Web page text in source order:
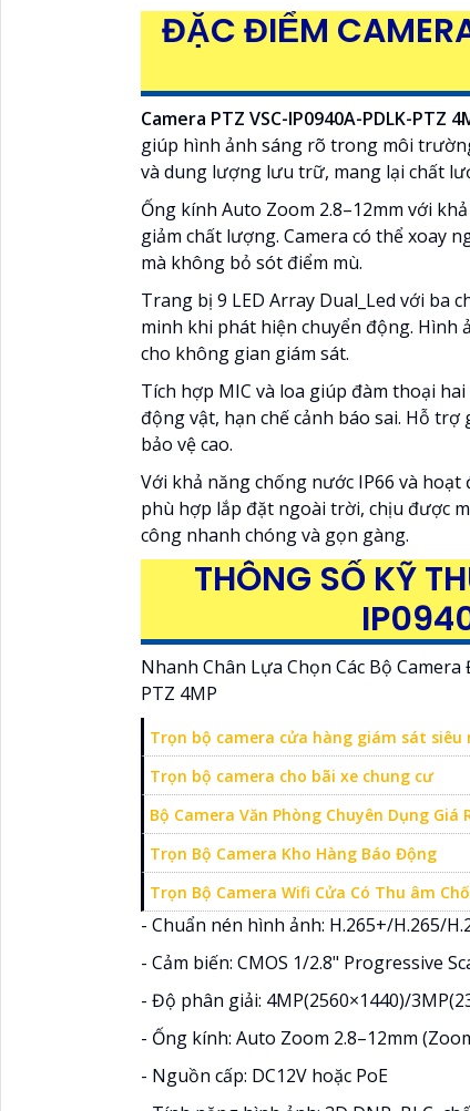
ĐẶC ĐIỂM
Camera PTZ VSC-IP0940A-PDLK-PTZ
giúp hình ảnh sáng rõ trong môi
và dung lượng lưu trữ, mang lại chất
Ống kính Auto Zoom 2.8–12mm với
giảm chất lượng. Camera có thể xoay
mà không bỏ sót điểm mù.
Trang bị 9 LED Array Dual_Led với ba
minh khi phát hiện chuyển động. Hình
cho không gian giám sát.
Tích hợp MIC và loa giúp đàm thoại
động vật, hạn chế cảnh báo sai. Hỗ
bảo vệ cao.
Với khả năng chống nước IP66 và hoạt
phù hợp lắp đặt ngoài trời, chịu được
công nhanh chóng và gọn gàng.
THÔNG SỐ KỸ
Nhanh Chân Lựa Chọn Các Bộ
PTZ 4MP
Trọn bộ camera cửa hàng giám sát siêu
Trọn bộ camera cho bãi xe chung cư
Bộ Camera Văn Phòng Chuyên Dụng Giá
Trọn Bộ Camera Kho Hàng Báo Động
Trọn Bộ Camera Wifi Cửa Có Thu âm
- Chuẩn nén hình ảnh: H.265+/H.265/
- Cảm biến: CMOS 1/2.8" Progressive
- Độ phân giải: 4MP(2560×1440)/
- Ống kính: Auto Zoom 2.8–12mm
- Nguồn cấp: DC12V hoặc PoE